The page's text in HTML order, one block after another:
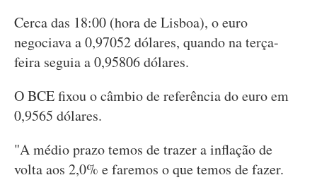
Cerca das 18:00 (hora de Lisboa), o euro
negociava a 0,97052 dólares, quando na terça-
feira seguia a 0,95806 dólares.
O BCE fixou o câmbio de referência do euro em
0,9565 dólares.
"A médio prazo temos de trazer a inflação de
volta aos 2,0% e faremos o que temos de fazer.